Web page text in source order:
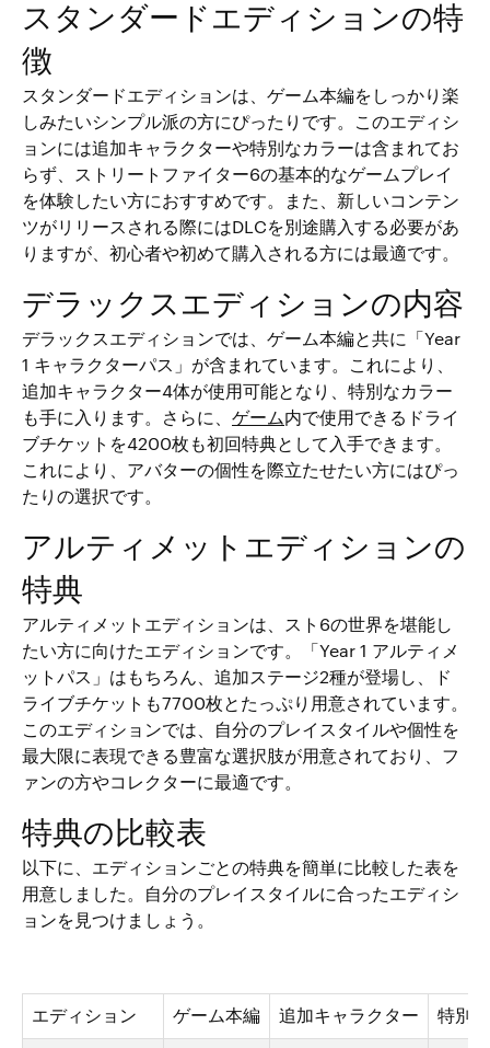
スタンダードエディションの特
徴
スタンダードエディションは、ゲーム本編をしっかり楽
しみたいシンプル派の方にぴったりです。このエディシ
ョンには追加キャラクターや特別なカラーは含まれてお
らず、ストリートファイター6の基本的なゲームプレイ
を体験したい方におすすめです。また、新しいコンテン
ツがリリースされる際にはDLCを別途購入する必要があ
りますが、初心者や初めて購入される方には最適です。
デラックスエディションの内容
デラックスエディションでは、ゲーム本編と共に「Year
1 キャラクターパス」が含まれています。これにより、
追加キャラクター4体が使用可能となり、特別なカラー
も手に入ります。さらに、 ゲーム内で使用できるドライ
ブチケットを4200枚も初回特典として入手できます。
これにより、アバターの個性を際立たせたい方にはぴっ
たりの選択です。
アルティメットエディションの
特典
アルティメットエディションは、スト6の世界を堪能し
たい方に向けたエディションです。「Year 1 アルティメ
ットパス」はもちろん、追加ステージ2種が登場し、ド
ライブチケットも7700枚とたっぷり用意されています。
このエディションでは、自分のプレイスタイルや個性を
最大限に表現できる豊富な選択肢が用意されており、フ
ァンの方やコレクターに最適です。
特典の比較表
以下に、エディションごとの特典を簡単に比較した表を
用意しました。自分のプレイスタイルに合ったエディシ
ョンを見つけましょう。
エディション ゲーム本編 追加キャラクター 特別